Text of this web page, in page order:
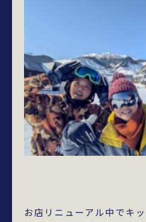
お店リニューアル中でキ